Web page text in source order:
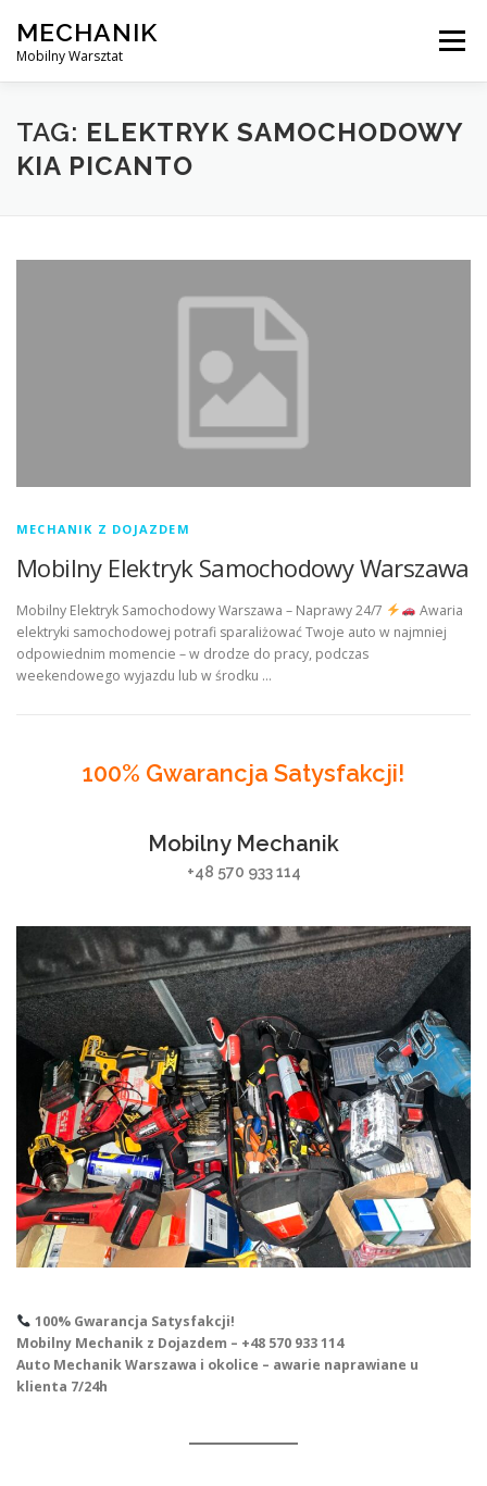
content
MECHANIK
Mobilny Warsztat
Menu
MOBILNY MECHANIK ELEKTRYK SAMOCHODOWY
TAG: ELEKTRYK SAMOCHODOWY
KIA PICANTO
MECHANIK Z DOJAZDEM
Mobilny Elektryk Samochodowy Warszawa
Mobilny Elektryk Samochodowy Warszawa – Naprawy 24/7
Awaria
elektryki samochodowej potrafi sparaliżować Twoje auto w najmniej
odpowiednim momencie – w drodze do pracy, podczas
weekendowego wyjazdu lub w środku …
100% Gwarancja Satysfakcji!
Mobilny Mechanik
+48 570 933 114
100% Gwarancja Satysfakcji!
Mobilny Mechanik z Dojazdem – +48 570 933 114
Auto Mechanik Warszawa i okolice – awarie naprawiane u
klienta 7/24h